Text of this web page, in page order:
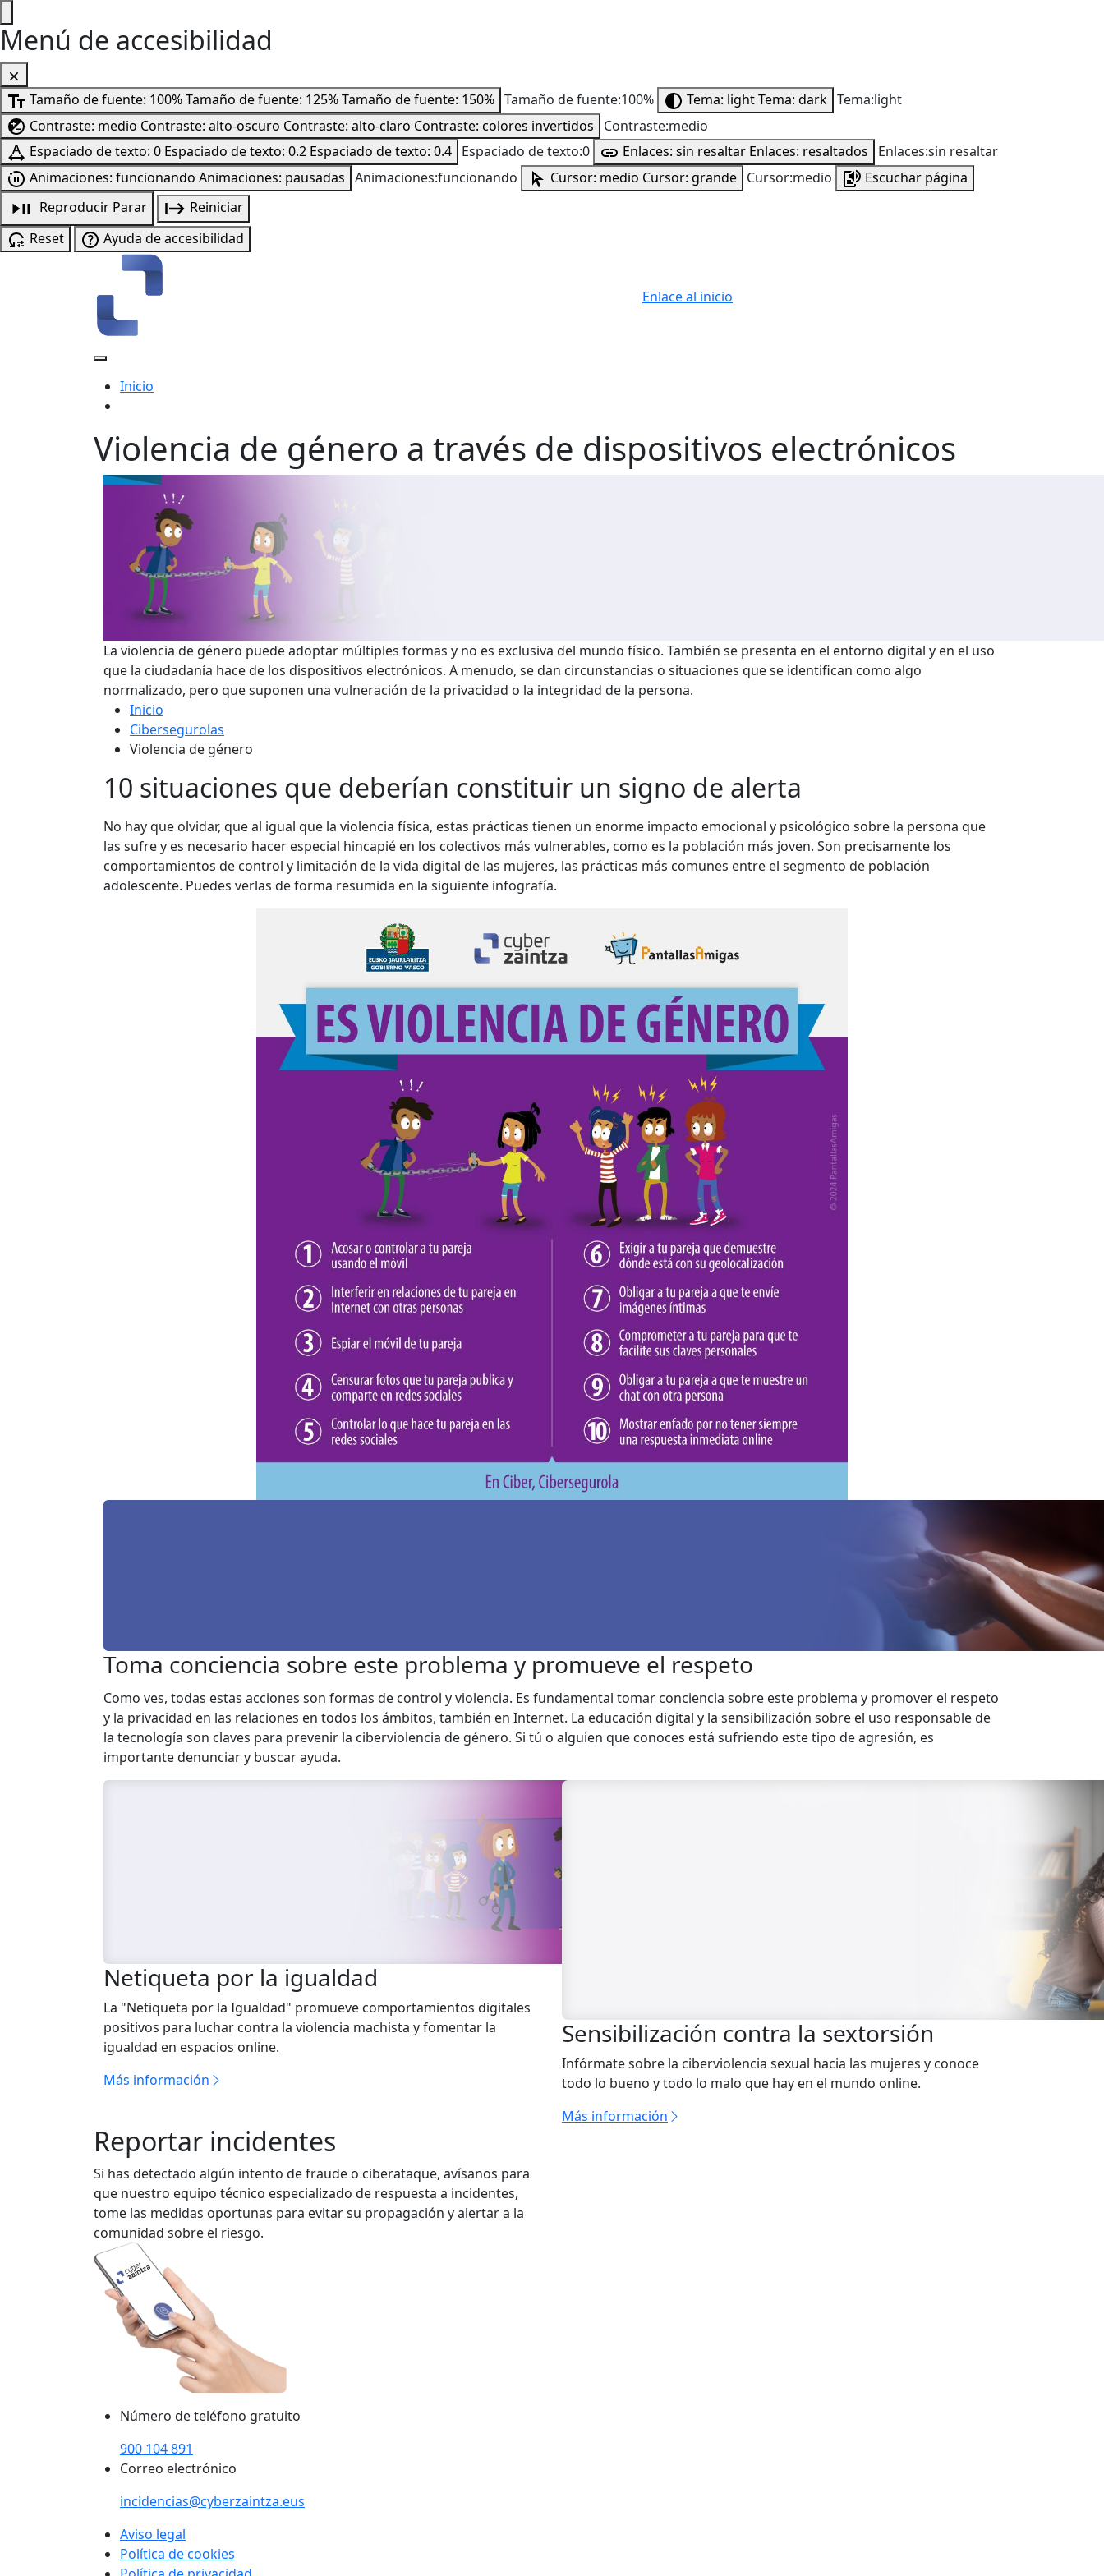
Menú de accesibilidad
Tamaño de fuente: 100%Tamaño de fuente: 125%Tamaño de fuente: 150% Tamaño de fuente:100% Tema: lightTema: dark Tema:light
Contraste: medio Contraste: alto-oscuro Contraste: alto-claro Contraste: colores invertidos
Contraste:medio
Espaciado de texto: 0 Espaciado de texto: 0.2 Espaciado de texto: 0.4 Espaciado de texto:0 Enlaces: sin resaltar Enlaces: resaltados
Enlaces:sin resaltar
Animaciones: funcionando Animaciones: pausadas Animaciones:funcionando Cursor: medio Cursor: grande Cursor:medio
Escuchar página
Reproducir Parar
Reiniciar
Reset
Ayuda de accesibilidad
Enlace al inicio
Inicio
Violencia de género a través de dispositivos electrónicos
La violencia de género puede adoptar múltiples formas y no es exclusiva del mundo físico. También se presenta en el entorno digital y en el uso
que la ciudadanía hace de los dispositivos electrónicos. A menudo, se dan circunstancias o situaciones que se identifican como algo
normalizado, pero que suponen una vulneración de la privacidad o la integridad de la persona.
Inicio
Cibersegurolas
Violencia de género
10 situaciones que deberían constituir un signo de alerta
No hay que olvidar, que al igual que la violencia física, estas prácticas tienen un enorme impacto emocional y psicológico sobre la persona que
las sufre y es necesario hacer especial hincapié en los colectivos más vulnerables, como es la población más joven. Son precisamente los
comportamientos de control y limitación de la vida digital de las mujeres, las prácticas más comunes entre el segmento de población
adolescente. Puedes verlas de forma resumida en la siguiente infografía.
Toma conciencia sobre este problema y promueve el respeto
Como ves, todas estas acciones son formas de control y violencia. Es fundamental tomar conciencia sobre este problema y promover el respeto
y la privacidad en las relaciones en todos los ámbitos, también en Internet. La educación digital y la sensibilización sobre el uso responsable de
la tecnología son claves para prevenir la ciberviolencia de género. Si tú o alguien que conoces está sufriendo este tipo de agresión, es
importante denunciar y buscar ayuda.
Netiqueta por la igualdad
La "Netiqueta por la Igualdad" promueve comportamientos digitales
positivos para luchar contra la violencia machista y fomentar la
igualdad en espacios online.
Más información
Sensibilización contra la sextorsión
Infórmate sobre la ciberviolencia sexual hacia las mujeres y conoce
todo lo bueno y todo lo malo que hay en el mundo online.
Más información
Reportar incidentes
Si has detectado algún intento de fraude o ciberataque, avísanos para
que nuestro equipo técnico especializado de respuesta a incidentes,
tome las medidas oportunas para evitar su propagación y alertar a la
comunidad sobre el riesgo.
Número de teléfono gratuito
900 104 891
Correo electrónico
incidencias@cyberzaintza.eus
Aviso legal
Política de cookies